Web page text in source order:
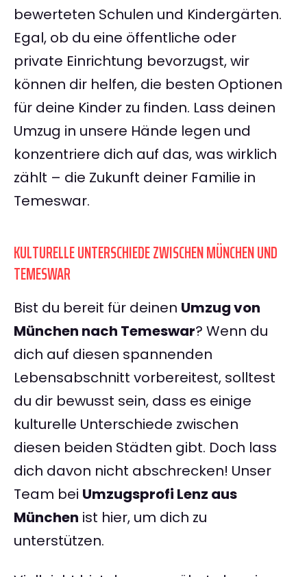
bewerteten Schulen und Kindergärten.
Egal, ob du eine öffentliche oder
private Einrichtung bevorzugst, wir
können dir helfen, die besten Optionen
für deine Kinder zu finden. Lass deinen
Umzug in unsere Hände legen und
konzentriere dich auf das, was wirklich
zählt – die Zukunft deiner Familie in
Temeswar.
KULTURELLE UNTERSCHIEDE ZWISCHEN MÜNCHEN UND
TEMESWAR
Bist du bereit für deinen Umzug von
München nach Temeswar? Wenn du
dich auf diesen spannenden
Lebensabschnitt vorbereitest, solltest
du dir bewusst sein, dass es einige
kulturelle Unterschiede zwischen
diesen beiden Städten gibt. Doch lass
dich davon nicht abschrecken! Unser
Team bei Umzugsprofi Lenz aus
München ist hier, um dich zu
unterstützen.